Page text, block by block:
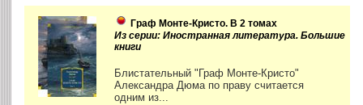
Граф Монте-Кристо. В 2 томах
Из серии: Иностранная литература. Большие
книги
Блистательный "Граф Монте-Кристо"
Александра Дюма по праву считается
одним из...